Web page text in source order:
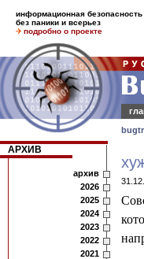
информационная безопасность
без паники и всерьез
подробно о проекте
АРХИВ
архив
2026
2025
2024
2023
2022
2021